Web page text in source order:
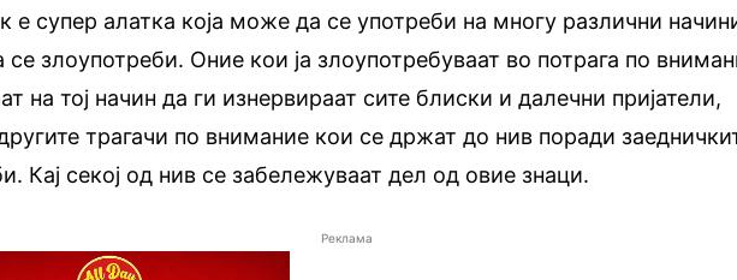
е супер алатка која може да се употреби на многу различни
се злоупотреби. Оние кои ја злоупотребуваат во потрага по
на тој начин да ги изнервираат сите блиски и далечни пријатели,
трагачи по внимание кои се држат до нив поради
Кај секој од нив се забележуваат дел од овие знаци.
Реклама